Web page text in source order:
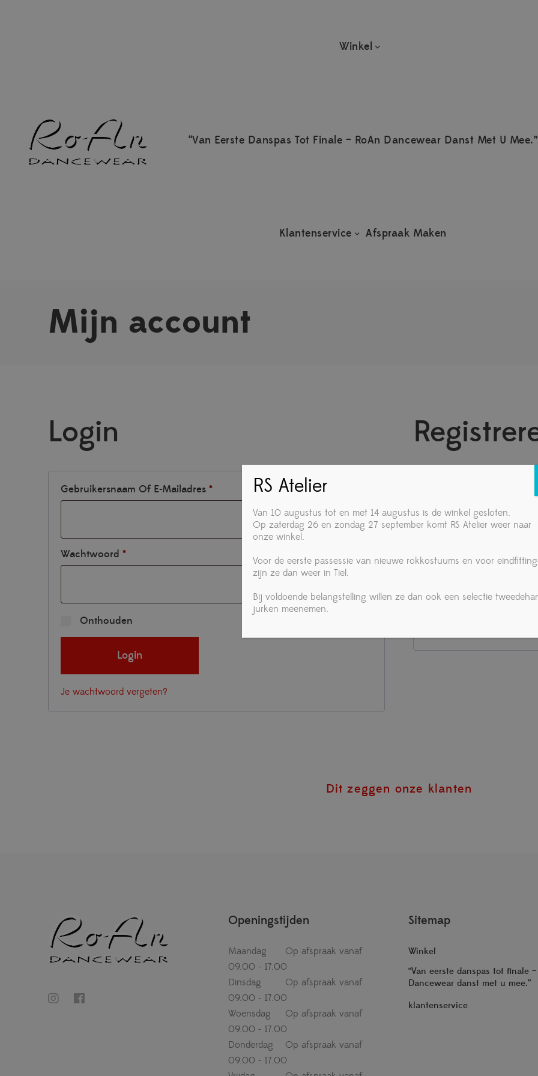
Winkel
“Van Eerste Danspas Tot Finale – RoAn Dancewear Danst Met U Mee.”
Klantenservice Afspraak Maken
Mijn account
Login
Gebruikersnaam Of E-Mailadres *Vereist
Wachtwoord *Vereist
Onthouden
Login
Je wachtwoord vergeten?
Er wordt een link om een
Dit zeggen onze klanten
Openingstijden
Maandag
Op afspraak vanaf
09.00 - 17.00
Dinsdag
Op afspraak vanaf
09.00 - 17.00
Woensdag
Op afspraak vanaf
09.00 - 17.00
Donderdag
Op afspraak vanaf
09.00 - 17.00
Sitemap
Winkel
“Van eerste danspas tot finale –
Dancewear danst met u mee.”
klantenservice
RS Atelier
Van 10 augustus tot en met 14 augustus is de winkel gesloten.
Op zaterdag 26 en zondag 27 september komt RS Atelier weer naar
onze winkel.
Voor de eerste passessie van nieuwe rokkostuums en voor
zijn ze dan weer in Tiel.
Bij voldoende belangstelling willen ze dan ook een selectie
jurken meenemen.